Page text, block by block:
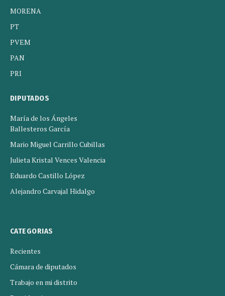
MORENA
PT
PVEM
PAN
PRI
DIPUTADOS
María de los Ángeles
Ballesteros García
Mario Miguel Carrillo Cubillas
Julieta Kristal Vences Valencia
Eduardo Castillo López
Alejandro Carvajal Hidalgo
CATEGORIAS
Recientes
Cámara de diputados
Trabajo en mi distrito